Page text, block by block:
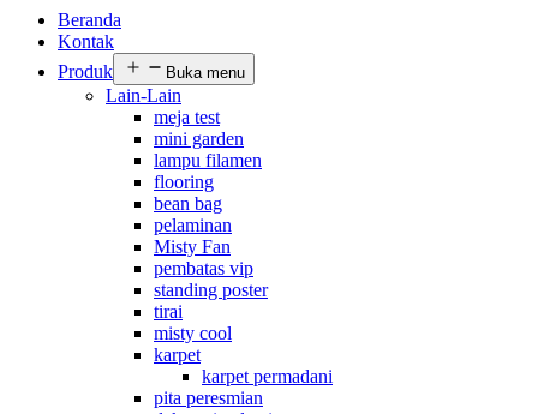
Beranda
Kontak
Produk
Buka menu
Lain-Lain
meja test
mini garden
lampu filamen
flooring
bean bag
pelaminan
Misty Fan
pembatas vip
standing poster
tirai
misty cool
karpet
karpet permadani
pita peresmian